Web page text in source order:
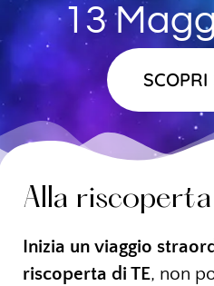
13
SCOPRI
Alla
Inizia un viaggio
riscoperta di TE, non